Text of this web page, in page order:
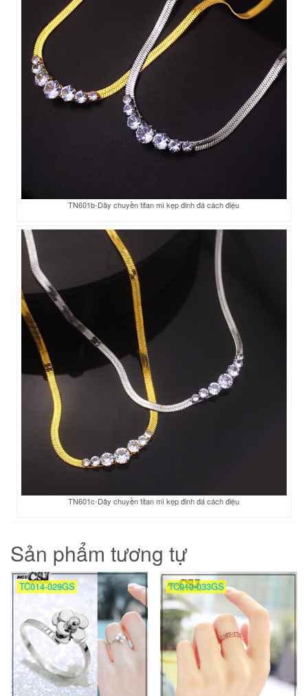
TN601b-Dây chuyền titan mì kẹp đinh đá cách điệu
TN601c-Dây chuyền titan mì kẹp đinh đá cách điệu
Sản phẩm tương tự
TC014-029GS TC010-033GS